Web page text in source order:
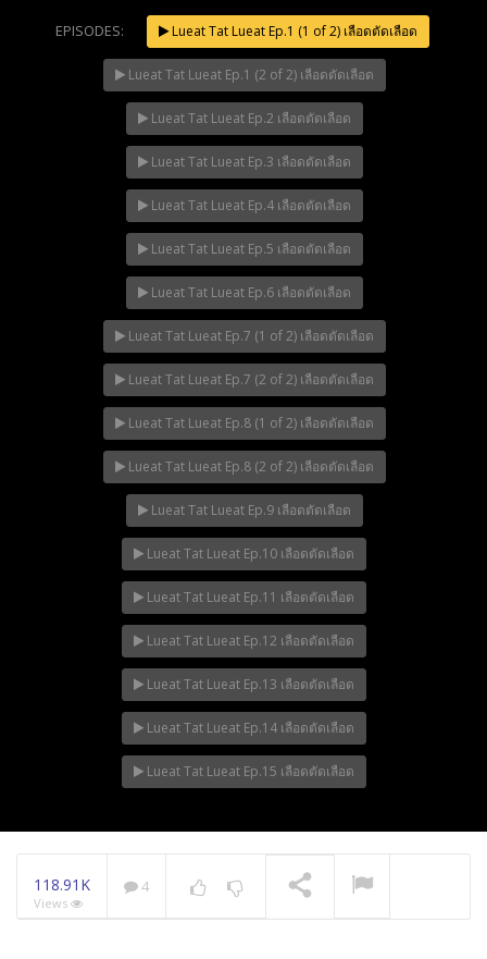
NOW PLAYING Mani Nakha Ep.14
EPISODES: Lueat Tat Lueat Ep.1 (1 of 2) เลือดตัดเลือด
Lueat Tat Lueat Ep.1 (2 of 2) เลือดตัดเลือด
Lueat Tat Lueat Ep.2 เลือดตัดเลือด
Lueat Tat Lueat Ep.3 เลือดตัดเลือด
Lueat Tat Lueat Ep.4 เลือดตัดเลือด
Lueat Tat Lueat Ep.5 เลือดตัดเลือด
Lueat Tat Lueat Ep.6 เลือดตัดเลือด
Lueat Tat Lueat Ep.7 (1 of 2) เลือดตัดเลือด
Lueat Tat Lueat Ep.7 (2 of 2) เลือดตัดเลือด
Lueat Tat Lueat Ep.8 (1 of 2) เลือดตัดเลือด
Lueat Tat Lueat Ep.8 (2 of 2) เลือดตัดเลือด
Lueat Tat Lueat Ep.9 เลือดตัดเลือด
Lueat Tat Lueat Ep.10 เลือดตัดเลือด
Lueat Tat Lueat Ep.11 เลือดตัดเลือด
Lueat Tat Lueat Ep.12 เลือดตัดเลือด
Lueat Tat Lueat Ep.13 เลือดตัดเลือด
Lueat Tat Lueat Ep.14 เลือดตัดเลือด
Lueat Tat Lueat Ep.15 เลือดตัดเลือด
118.91K
Views
4